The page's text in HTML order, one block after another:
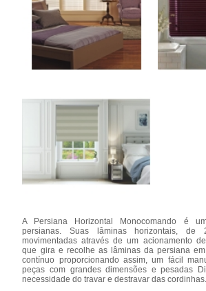
A Persiana Horizontal Monocomando é
persianas. Suas lâminas horizontais,
movimentadas através de um acionamento
que gira e recolhe as lâminas da persiana
contínuo proporcionando assim, um fácil
peças com grandes dimensões e pesadas
necessidade do travar e destravar das cordinhas.